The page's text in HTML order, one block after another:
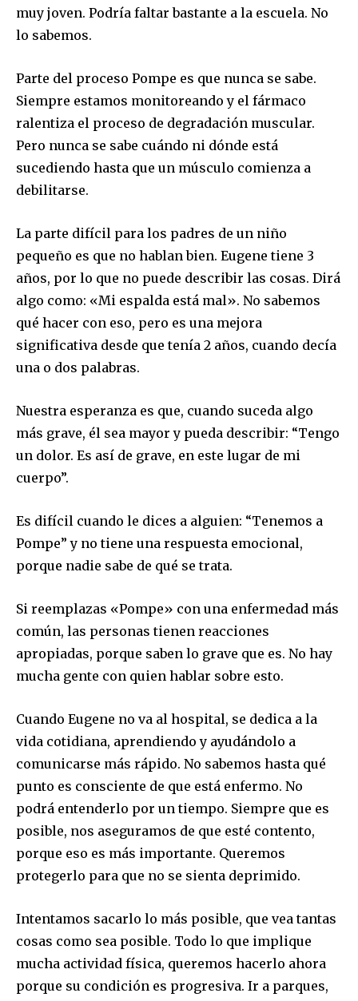
32,111 32,214 11,243
muy joven. Podría faltar bastante a la escuela. No
lo sabemos.
Parte del proceso Pompe es que nunca se sabe.
Siempre estamos monitoreando y el fármaco
ralentiza el proceso de degradación muscular.
Pero nunca se sabe cuándo ni dónde está
sucediendo hasta que un músculo comienza a
debilitarse.
La parte difícil para los padres de un niño
pequeño es que no hablan bien. Eugene tiene 3
años, por lo que no puede describir las cosas. Dirá
algo como: «Mi espalda está mal». No sabemos
qué hacer con eso, pero es una mejora
significativa desde que tenía 2 años, cuando decía
una o dos palabras.
Nuestra esperanza es que, cuando suceda algo
más grave, él sea mayor y pueda describir: “Tengo
un dolor. Es así de grave, en este lugar de mi
cuerpo”.
Es difícil cuando le dices a alguien: “Tenemos a
Pompe” y no tiene una respuesta emocional,
porque nadie sabe de qué se trata.
Si reemplazas «Pompe» con una enfermedad más
común, las personas tienen reacciones
apropiadas, porque saben lo grave que es. No hay
mucha gente con quien hablar sobre esto.
Cuando Eugene no va al hospital, se dedica a la
vida cotidiana, aprendiendo y ayudándolo a
comunicarse más rápido. No sabemos hasta qué
punto es consciente de que está enfermo. No
podrá entenderlo por un tiempo. Siempre que es
posible, nos aseguramos de que esté contento,
porque eso es más importante. Queremos
protegerlo para que no se sienta deprimido.
Intentamos sacarlo lo más posible, que vea tantas
cosas como sea posible. Todo lo que implique
mucha actividad física, queremos hacerlo ahora
porque su condición es progresiva. Ir a parques,